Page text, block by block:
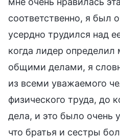
соответственно, я был
усердно трудился над
когда лидер определил
общими делами, я
из всеми уважаемого
физического труда, до
дела, и это было очень
что братья и сестры